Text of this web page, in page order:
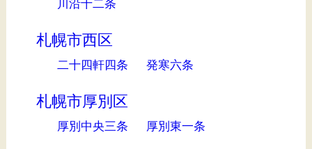
川沿十二条
札幌市西区
二十四軒四条 発寒六条
札幌市厚別区
厚別中央三条 厚別東一条